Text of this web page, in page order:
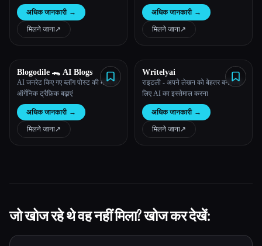
ओवरव्यू में डाइजेस्ट करें, ऑनलाइन सीखने
में 60 गुना तेज।
अधिक जानकारी →
मिलने जाना↗︎
जगाएं, ब्रेनस्टॉर्मिंग और कॉन्टेंट बनाने के
लिए सबसे अच्छे
अधिक जानकारी →
मिलने जाना↗︎
Blogodile 🐊 AI Blogs
AI जनरेट किए गए ब्लॉग पोस्ट की मदद से
ऑर्गेनिक ट्रैफ़िक बढ़ाएं
अधिक जानकारी →
मिलने जाना↗︎
Writelyai
राइटली - अपने लेखन को बेहतर बनाने के
लिए AI का इस्तेमाल करना
अधिक जानकारी →
मिलने जाना↗︎
जो खोज रहे थे वह नहीं मिला? खोज कर देखें: